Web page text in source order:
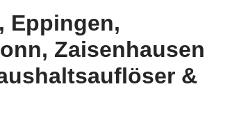
Eppingen,
Zaisenhausen
&